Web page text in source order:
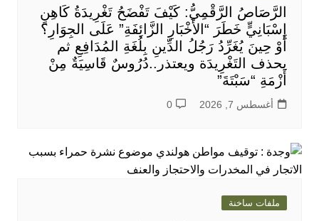
الرَّصَاصُ الرَّقْمِيُّ: كَيْفَ تَفْضَحُ تَغْرِيدَةُ كَاهِنٍ
إِسْبَانِيٍّ خَطَرَ “الأَخْبَارِ الزَّائِفَةِ” عَلَى الجِوَارِ؟
أَوْ حِينَ يُغَرِّدُ رَجُلُ الدِّينِ بِلُغَةِ المُدَافِعِ ثم
يحذف التَغْرِيدَة ويعتذر..دُرُوسٌ قَاسِيَةٌ مِنْ
أَزْمَةِ “سَبْتَةَ”
أغسطس 7, 2026 0
ملفات ساخنة